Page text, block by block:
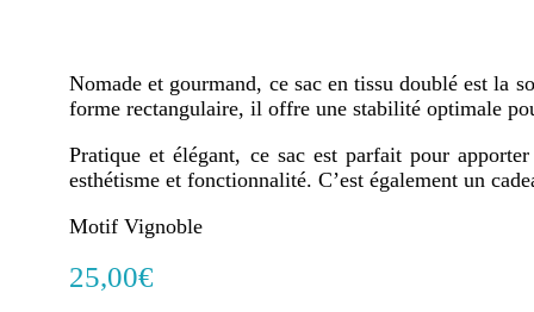
Nomade et gourmand, ce sac en tissu doublé est la
forme rectangulaire, il offre une stabilité optimale
Pratique et élégant, ce sac est parfait pour
esthétisme et fonctionnalité. C’est également un
Motif Vignoble
25,00€